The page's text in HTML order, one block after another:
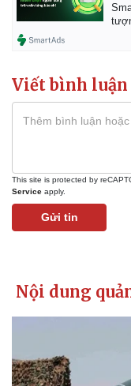
Viết bình luận
This site is protected by
Service apply.
Gửi tin